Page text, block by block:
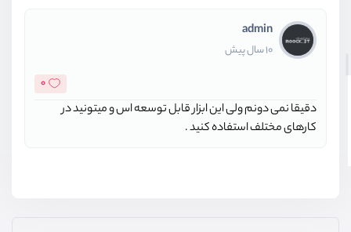
admin
10 سال پیش
0
دقیقا نمی دونم ولی این ابزار قابل توسعه اس و میتونید در
کارهای مختلف استفاده کنید .